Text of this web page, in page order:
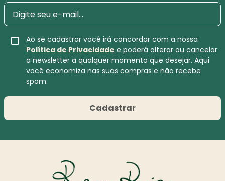
Ao se cadastrar você irá concordar com a nossa
Política de Privacidade e poderá alterar ou cancelar
a newsletter a qualquer momento que desejar. Aqui
você economiza nas suas compras e não recebe
spam.
Cadastrar